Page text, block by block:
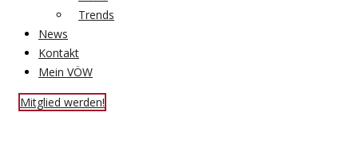
Trends
News
Kontakt
Mein VÖW
Mitglied werden!